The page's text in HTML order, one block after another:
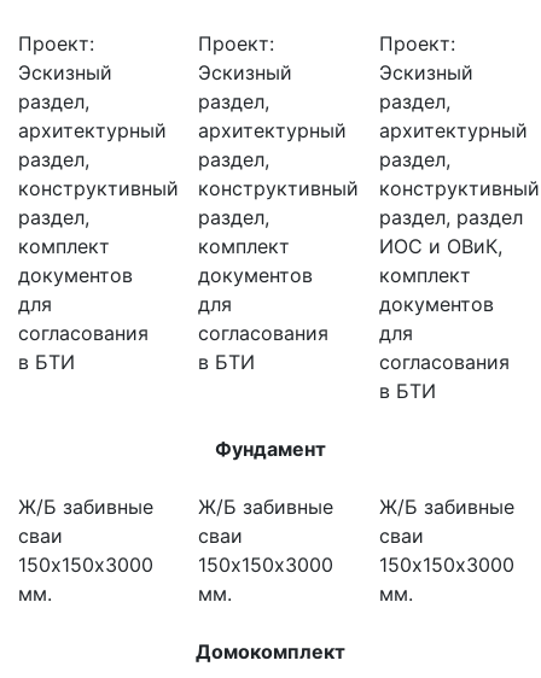
Проект:
Эскизный
раздел,
архитектурный
раздел,
конструктивный
раздел,
комплект
документов
для
согласования
в БТИ
Проект:
Эскизный
раздел,
архитектурный
раздел,
конструктивный
раздел,
комплект
документов
для
согласования
в БТИ
Проект:
Эскизный
раздел,
архитектурный
раздел,
конструктивный
раздел, раздел
ИОС и ОВиК,
комплект
документов
для
согласования
в БТИ
Фундамент
Ж/Б забивные
сваи
150х150х3000
мм.
Ж/Б забивные
сваи
150х150х3000
мм.
Ж/Б забивные
сваи
150х150х3000
мм.
Домокомплект